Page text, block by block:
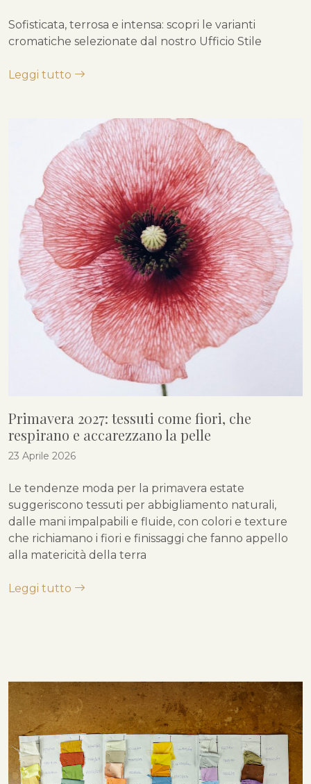
Sofisticata, terrosa e intensa: scopri le varianti
cromatiche selezionate dal nostro Ufficio Stile
Leggi tutto
Primavera 2027: tessuti come fiori, che
respirano e accarezzano la pelle
23 Aprile 2026
Le tendenze moda per la primavera estate
suggeriscono tessuti per abbigliamento naturali,
dalle mani impalpabili e fluide, con colori e texture
che richiamano i fiori e finissaggi che fanno appello
alla matericità della terra
Leggi tutto